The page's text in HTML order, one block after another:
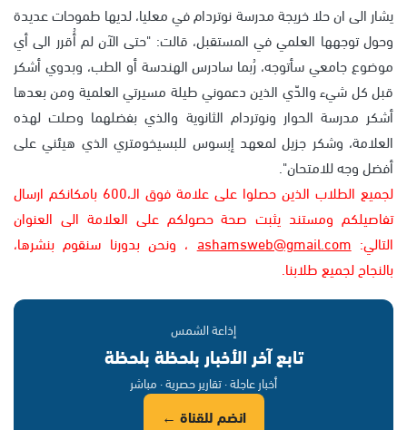
يشار الى ان حلا خريجة مدرسة نوتردام في معليا، لديها طموحات عديدة
وحول توجهها العلمي في المستقبل، قالت: "حتى الآن لم أُقرر الى أي
موضوع جامعي سأتوجه، رُبما سادرس الهندسة أو الطب، وبدوي أشكر
قبل كل شيء والدّي الذين دعموني طيلة مسيرتي العلمية ومن بعدها
أشكر مدرسة الحوار ونوتردام الثانوية والذي بفضلهما وصلت لهذه
العلامة، وشكر جزيل لمعهد إبسوس للبسيخومتري الذي هيئني على
أفضل وجه للامتحان".
لجميع الطلاب الذين حصلوا على علامة فوق الـ،600 بامكانكم ارسال
تفاصيلكم ومستند يثبت صحة حصولكم على العلامة الى العنوان
التالي: ashamsweb@gmail.com ، ونحن بدورنا سنقوم بنشرها،
بالنجاح لجميع طلابنا.
إذاعة الشمس
تابع آخر الأخبار بلحظة بلحظة
أخبار عاجلة · تقارير حصرية · مباشر
انضم للقناة ←